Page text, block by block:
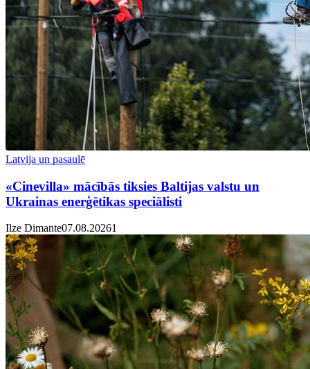
Latvija un pasaulē
«Cinevilla» mācībās tiksies Baltijas valstu un
Ukrainas enerģētikas speciālisti
Ilze Dimante07.08.20261